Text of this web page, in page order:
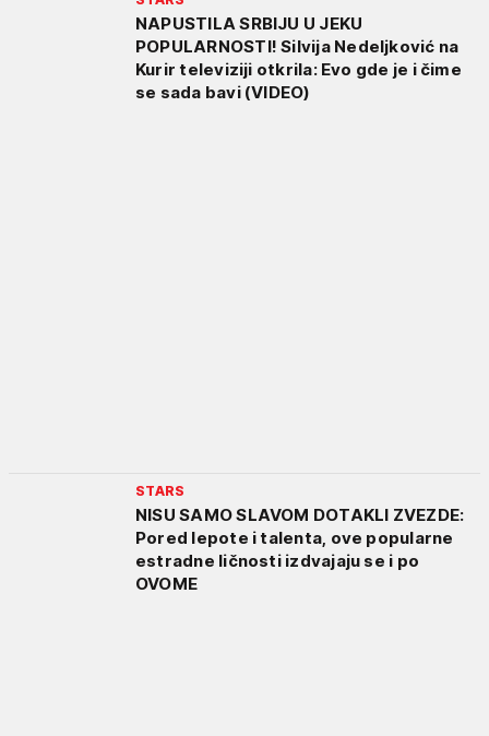
NAPUSTILA SRBIJU U JEKU
POPULARNOSTI! Silvija Nedeljković na
Kurir televiziji otkrila: Evo gde je i čime
se sada bavi (VIDEO)
STARS
NISU SAMO SLAVOM DOTAKLI ZVEZDE:
Pored lepote i talenta, ove popularne
estradne ličnosti izdvajaju se i po
OVOME